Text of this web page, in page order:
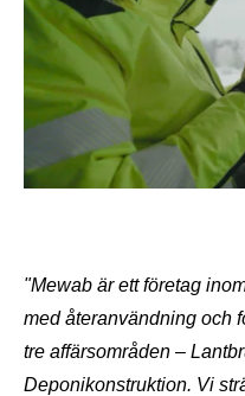
"Mewab är ett företag
med återanvändning och
tre affärsområden –
Deponikonstruktion. Vi